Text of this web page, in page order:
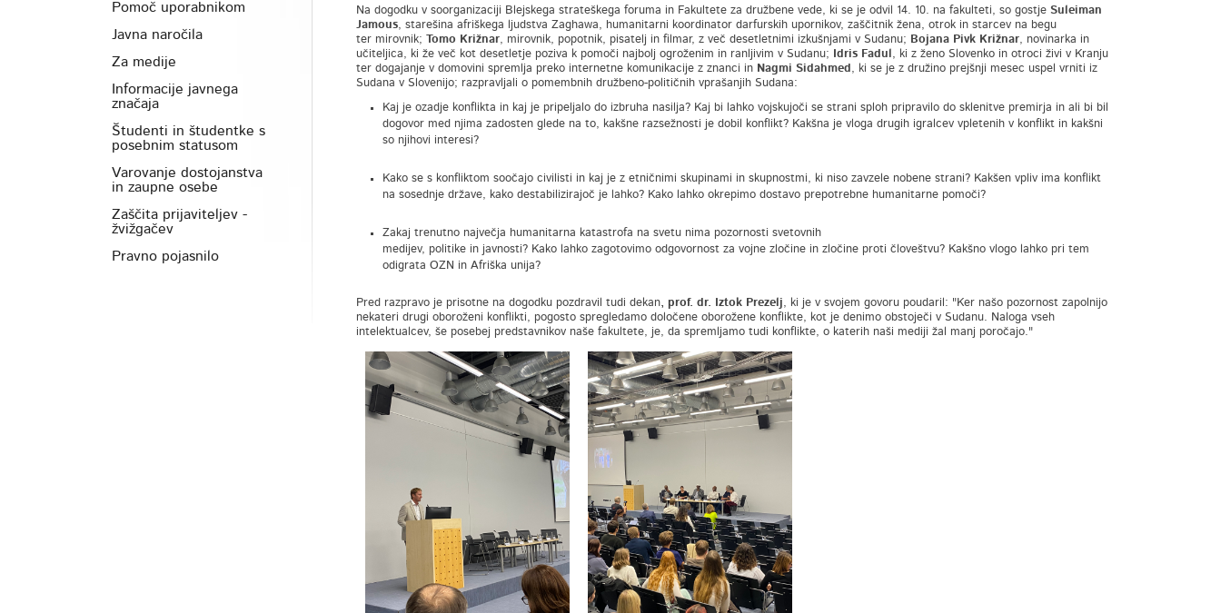
Pomoč uporabnikom
Javna naročila
Za medije
Informacije javnega
značaja
Študenti in študentke s
posebnim statusom
Varovanje dostojanstva
in zaupne osebe
Zaščita prijaviteljev -
žvižgačev
Pravno pojasnilo
Na dogodku v soorganizaciji Blejskega strateškega foruma in Fakultete za družbene vede, ki se je odvil 14. 10. na fakulteti, so gostje Suleiman
Jamous, starešina afriškega ljudstva Zaghawa, humanitarni koordinator darfurskih upornikov, zaščitnik žena, otrok in starcev na begu
ter mirovnik; Tomo Križnar, mirovnik, popotnik, pisatelj in filmar, z več desetletnimi izkušnjami v Sudanu; Bojana Pivk Križnar, novinarka in
učiteljica, ki že več kot desetletje poziva k pomoči najbolj ogroženim in ranljivim v Sudanu;
Idris Fadul , ki z ženo Slovenko in otroci živi v Kranju
ter dogajanje v domovini spremlja preko internetne komunikacije z znanci in Nagmi Sidahmed , ki se je z družino prejšnji mesec uspel vrniti iz
Sudana v Slovenijo; razpravljali o pomembnih družbeno-političnih vprašanjih Sudana:
Kaj je ozadje konflikta in kaj je pripeljalo do izbruha nasilja? Kaj bi lahko vojskujoči se strani sploh pripravilo do sklenitve premirja in ali bi bil
dogovor med njima zadosten glede na to, kakšne razsežnosti je dobil konflikt? Kakšna je vloga drugih igralcev vpletenih v konflikt in kakšni
so njihovi interesi?
Kako se s konfliktom soočajo civilisti in kaj je z etničnimi skupinami in skupnostmi, ki niso zavzele nobene strani? Kakšen vpliv ima konflikt
na sosednje države, kako destabilizirajoč je lahko? Kako lahko okrepimo dostavo prepotrebne humanitarne pomoči?
Zakaj trenutno največja humanitarna katastrofa na svetu nima pozornosti svetovnih
medijev, politike in javnosti? Kako lahko zagotovimo odgovornost za vojne zločine in zločine proti človeštvu? Kakšno vlogo lahko pri tem
odigrata OZN in Afriška unija?
Pred razpravo je prisotne na dogodku pozdravil tudi dekan, prof. dr. Iztok Prezelj, ki je v svojem govoru poudaril: "Ker našo pozornost zapolnijo
nekateri drugi oboroženi konflikti, pogosto spregledamo določene oborožene konflikte, kot je denimo obstoječi v Sudanu. Naloga vseh
intelektualcev, še posebej predstavnikov naše fakultete, je, da spremljamo tudi konflikte, o katerih naši mediji žal manj poročajo."